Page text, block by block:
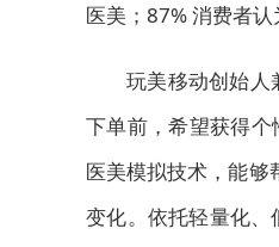
医美；87% 消费者
玩美移动创始人
下单前，希望获得
医美模拟技术，能够
变化。依托轻量化